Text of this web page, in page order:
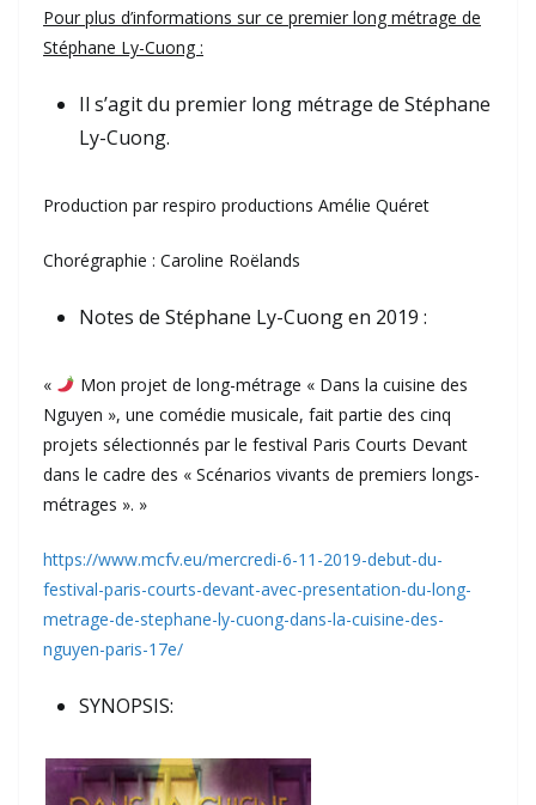
Pour plus d’informations sur ce premier long métrage de
Stéphane Ly-Cuong :
Il s’agit du premier long métrage de Stéphane
Ly-Cuong.
Production par respiro productions Amélie Quéret
Chorégraphie : Caroline Roëlands
Notes de Stéphane Ly-Cuong en 2019 :
«
Mon projet de long-métrage « Dans la cuisine des
Nguyen », une comédie musicale, fait partie des cinq
projets sélectionnés par le festival Paris Courts Devant
dans le cadre des « Scénarios vivants de premiers longs-
métrages ». »
https://www.mcfv.eu/mercredi-6-11-2019-debut-du-
festival-paris-courts-devant-avec-presentation-du-long-
metrage-de-stephane-ly-cuong-dans-la-cuisine-des-
nguyen-paris-17e/
SYNOPSIS: